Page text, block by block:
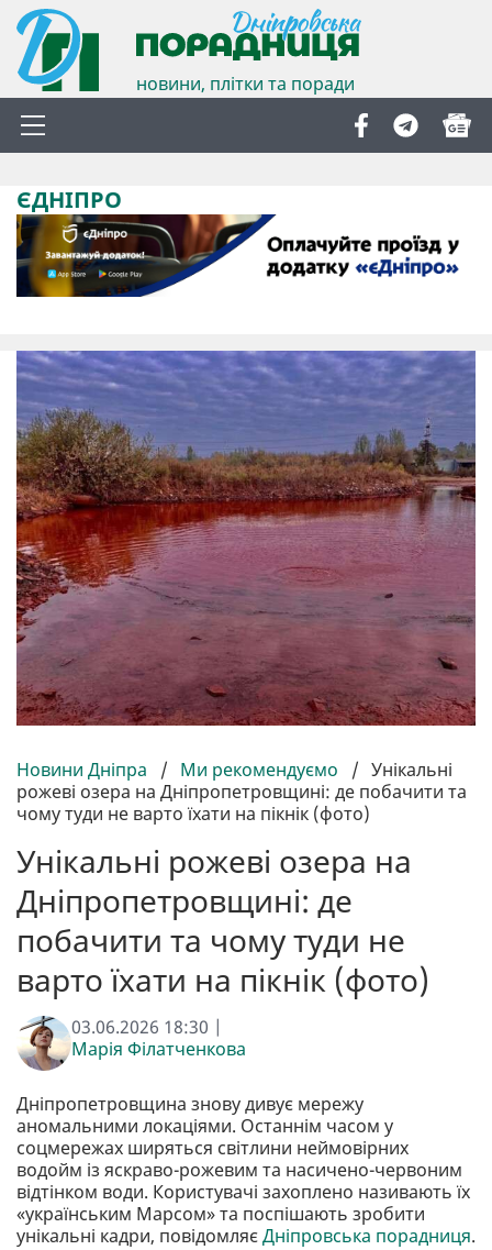
новини, плітки та поради
ЄДНІПРО
Новини Дніпра / Ми рекомендуємо / Унікальні
рожеві озера на Дніпропетровщині: де побачити та
чому туди не варто їхати на пікнік (фото)
Унікальні рожеві озера на
Дніпропетровщині: де
побачити та чому туди не
варто їхати на пікнік (фото)
03.06.2026 18:30 |
Марія Філатченкова
Дніпропетровщина знову дивує мережу
аномальними локаціями. Останнім часом у
соцмережах ширяться світлини неймовірних
водойм із яскраво-рожевим та насичено-червоним
відтінком води. Користувачі захоплено називають їх
«українським Марсом» та поспішають зробити
унікальні кадри, повідомляєДніпровська порадниця.